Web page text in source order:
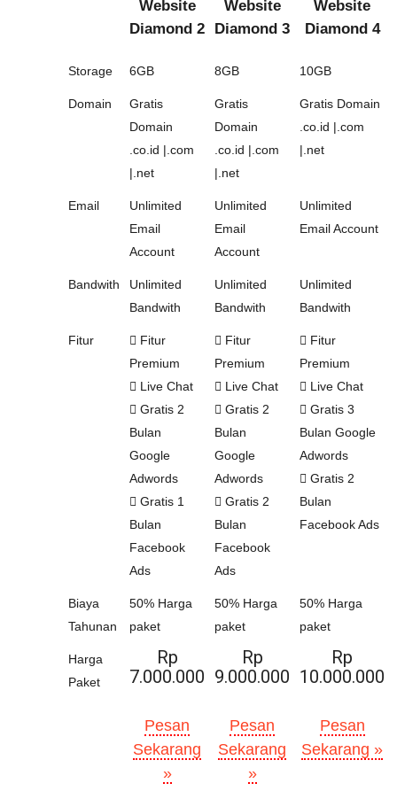
Website
Diamond 2
Website
Diamond 3
Website
Diamond 4
Storage 6GB 8GB 10GB
Domain
Gratis
Domain
.co.id |.com
|.net
Gratis
Domain
.co.id |.com
|.net
Gratis Domain
.co.id |.com
|.net
Email
Unlimited
Email
Account
Unlimited
Email
Account
Unlimited
Email Account
Bandwith
Unlimited
Bandwith
Unlimited
Bandwith
Unlimited
Bandwith
Fitur
Fitur
Premium
Live Chat
Gratis 2
Bulan
Google
Adwords
Gratis 1
Bulan
Facebook
Ads
Fitur
Premium
Live Chat
Gratis 2
Bulan
Google
Adwords
Gratis 2
Bulan
Facebook
Ads
Fitur
Premium
Live Chat
Gratis 3
Bulan Google
Adwords
Gratis 2
Bulan
Facebook Ads
Biaya
Tahunan
50% Harga
paket
50% Harga
paket
50% Harga
paket
Harga
Paket
Rp
7.000.000
Rp
9.000.000
Rp
10.000.000
Pesan
Sekarang
»
Pesan
Sekarang
»
Pesan
Sekarang »